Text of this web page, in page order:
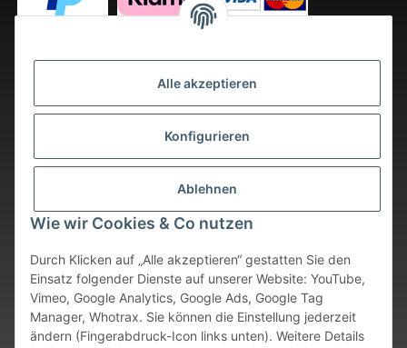
Alle akzeptieren
Konfigurieren
Ablehnen
Wie wir Cookies & Co nutzen
Durch Klicken auf „Alle akzeptieren“ gestatten Sie den
Einsatz folgender Dienste auf unserer Website: YouTube,
Vimeo, Google Analytics, Google Ads, Google Tag
Manager, Whotrax. Sie können die Einstellung jederzeit
ändern (Fingerabdruck-Icon links unten). Weitere Details
Vertrag widerrufen